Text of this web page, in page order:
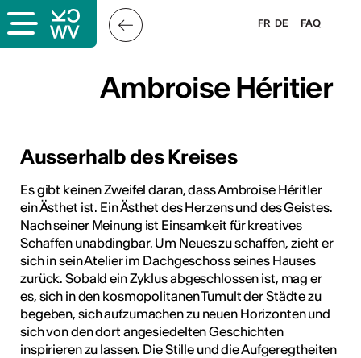
FAQ
FR DE
Ambroise Héritier
Ambroise Héritier
Ausserhalb des Kreises
Es gibt keinen Zweifel daran, dass Ambroise HéritIer
ein Ästhet ist. Ein Ästhet des Herzens und des Geistes.
Nach seiner Meinung ist Einsamkeit für kreatives
Schaffen unabdingbar. Um Neues zu schaffen, zieht er
sich in sein Atelier im Dachgeschoss seines Hauses
zurück. Sobald ein Zyklus abgeschlossen ist, mag er
es, sich in den kosmopolitanen Tumult der Städte zu
begeben, sich aufzumachen zu neuen Horizonten und
sich von den dort angesiedelten Geschichten
inspirieren zu lassen. Die Stille und die Aufgeregtheiten